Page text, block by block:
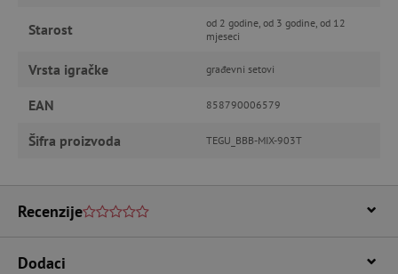
Starost
od 2 godine, od 3 godine, od 12
mjeseci
Vrsta igračke građevni setovi
EAN 858790006579
Šifra proizvoda TEGU_BBB-MIX-903T
Recenzije
Dodaci
lastVisitedProduct www.agatinsvijet.hr